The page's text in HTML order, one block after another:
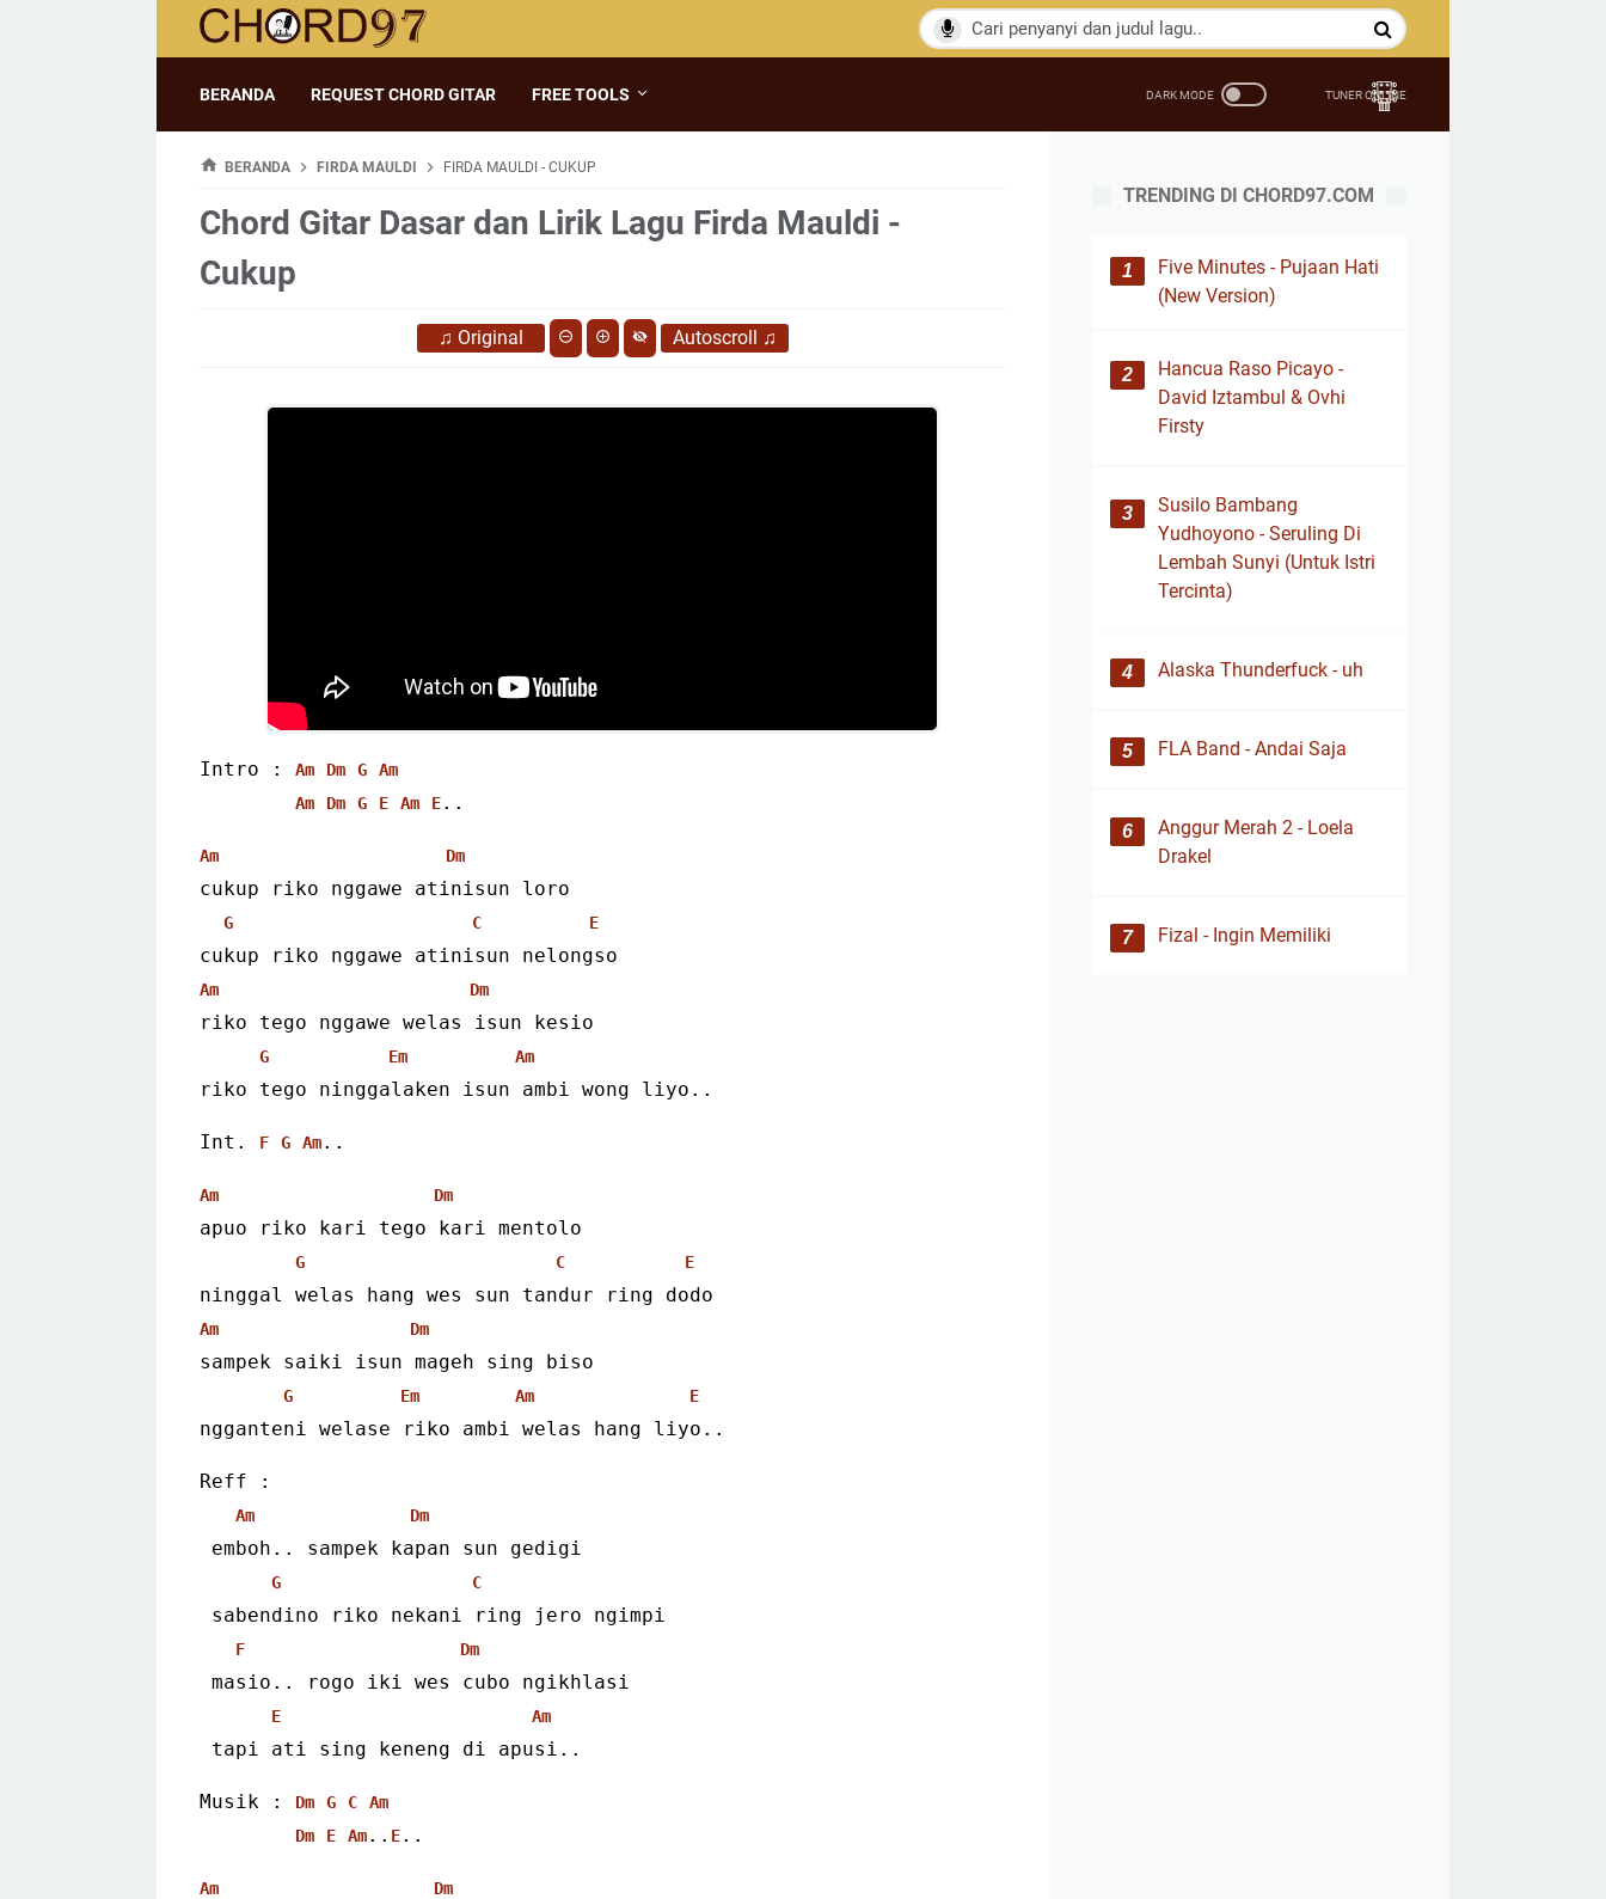
BERANDA REQUEST CHORD GITAR FREE TOOLS
BERANDA FIRDA MAULDI FIRDA MAULDI - CUKUP
Chord Gitar Dasar dan Lirik Lagu Firda Mauldi -
Cukup
♫ Original Autoscroll ♫
Intro : Am Dm G
Am
Am
Dm G E Am E..
Am Dm
cukup riko nggawe atinisun loro
G C E
cukup riko nggawe atinisun nelongso
Am Dm
riko tego nggawe welas isun kesio
G Em Am
riko tego ninggalaken isun ambi wong liyo..
Int. F G Am..
Am Dm
apuo riko kari tego kari mentolo
G C E
ninggal welas hang wes sun tandur ring dodo
Am Dm
sampek saiki isun mageh sing biso
G Em Am E
ngganteni welase riko ambi welas hang liyo..
Reff :
Am Dm
emboh.. sampek kapan sun gedigi
G C
sabendino riko nekani ring jero ngimpi
F Dm
masio.. rogo iki wes cubo ngikhlasi
E Am
tapi ati sing keneng di apusi..
Musik : Dm G C
Am
Dm
E Am.. E..
Am Dm
TRENDING DI CHORD97.COM
Five Minutes - Pujaan Hati
(New Version)
Hancua Raso Picayo -
David Iztambul & Ovhi
Firsty
Susilo Bambang
Yudhoyono - Seruling Di
Lembah Sunyi (Untuk Istri
Tercinta)
Alaska Thunderfuck - uh
FLA Band - Andai Saja
Anggur Merah 2 - Loela
Drakel
Fizal - Ingin Memiliki